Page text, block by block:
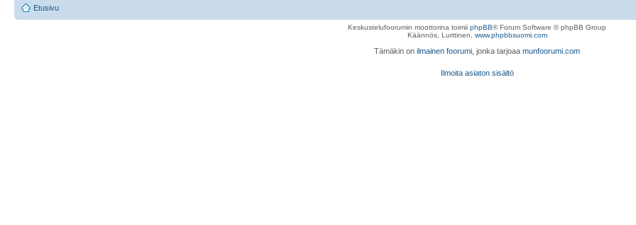
Etusivu
Keskustelufoorumin moottorina toimii phpBB® Forum Software © phpBB Group
Käännös, Lurttinen, www.phpbbsuomi.com
Tämäkin on ilmainen foorumi , jonka tarjoaa munfoorumi.com
Ilmoita asiaton sisältö